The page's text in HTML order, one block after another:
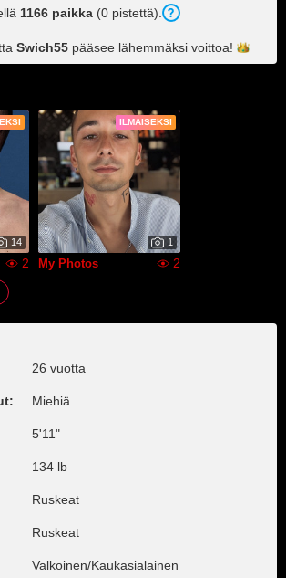
1166 paikka (0 pistettä).
Swich55 pääsee lähemmäksi voittoa!
14
2
ILMAISEKSI
1
My Photos
2
26 vuotta
Miehiä
5'11"
134 lb
Ruskeat
Ruskeat
Valkoinen/Kaukasialainen